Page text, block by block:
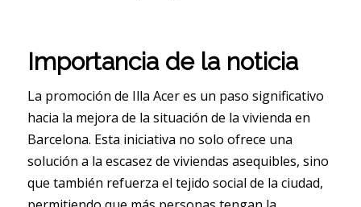
Importancia de la noticia
La promoción de Illa Acer es un paso significativo
hacia la mejora de la situación de la vivienda en
Barcelona. Esta iniciativa no solo ofrece una
solución a la escasez de viviendas asequibles, sino
que también refuerza el tejido social de la ciudad,